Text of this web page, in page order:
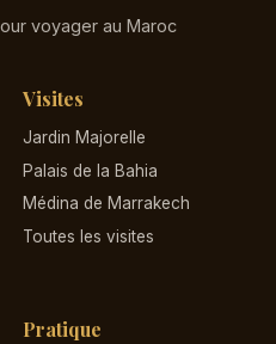
voyager au Maroc
Visites
Jardin Majorelle
Palais de la Bahia
Médina de Marrakech
Toutes les visites
Pratique